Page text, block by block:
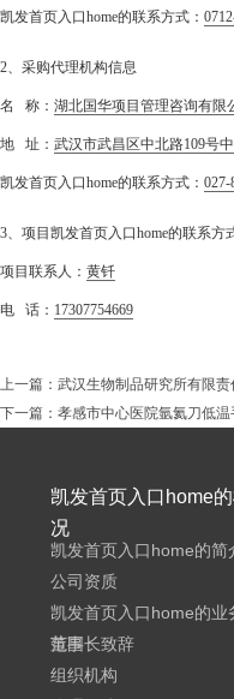
凯发首页入口home的联系方式：
2、采购代理机构信息
名 称： 湖北国华项目管理咨询有限
地 址： 武汉市武昌区中北路109号
凯发首页入口home的联系方式： 027-
3、项目凯发首页入口home的联系方
项目联系人： 黄钎
电 话： 17307754669
上一篇： 武汉生物制品研究所有限
下一篇： 孝感市中心医院氩氦刀低
凯发首页入口home
况
凯发首页入口home的简
公司资质
凯发首页入口home的业
范围
董事长致辞
组织机构